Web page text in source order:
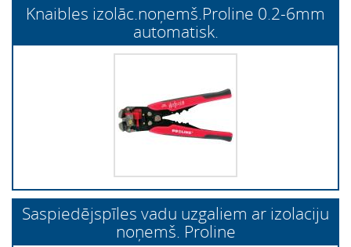
Knaibles izolāc.noņemš.Proline 0.2-6mm
automatisk.
Saspiedējspīles vadu uzgaliem ar izolaciju
noņemš. Proline